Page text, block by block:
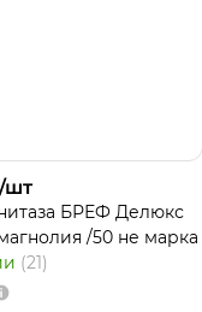
/шт
БРЕФ Делюкс
/50 не марка
(21)